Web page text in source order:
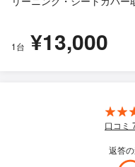
1台 ¥13,000
口コミ
返答